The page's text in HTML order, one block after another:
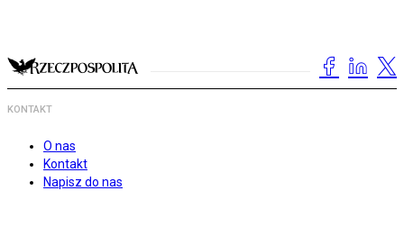
KONTAKT
O nas
Kontakt
Napisz do nas